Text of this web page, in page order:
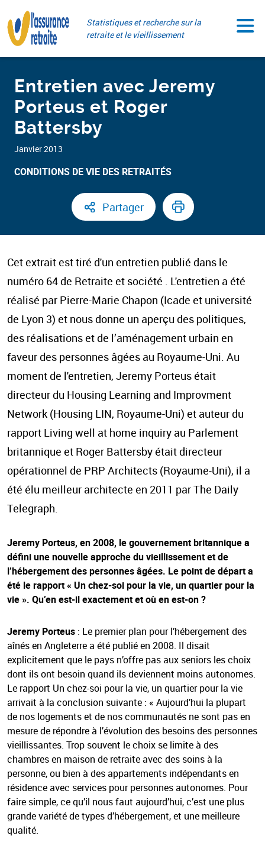
au
contenu
Statistiques et recherche sur la
retraite et le vieillissement
Janvier 2013
Entretien avec Jeremy
Porteus et Roger
Battersby
CONDITIONS DE VIE DES RETRAITÉS
Partager
Cet extrait est tiré d'un entretien publié dans le
numéro 64 de Retraite et société . L'entretien a été
réalisé par Pierre-Marie Chapon (Icade et université
de Lyon 3) et nous donne un aperçu des politiques,
des réalisations et de l’aménagement urbain en
faveur des personnes âgées au Royaume-Uni. Au
moment de l'entretien, Jeremy Porteus était
directeur du Housing Learning and Improvment
Network (Housing LIN, Royaume-Uni) et auteur du
rapport Living well at home inquiry au Parlement
britannique et Roger Battersby était directeur
opérationnel de PRP Architects (Royaume-Uni), il a
été élu meilleur architecte en 2011 par The Daily
Telegraph.
Jeremy Porteus, en 2008, le gouvernement britannique a
défini une nouvelle approche du vieillissement et de
l’hébergement des personnes âgées. Le point de départ a
été le rapport « Un chez-soi pour la vie, un quartier pour la
vie ». Qu’en est-il exactement et où en est-on ?
Jeremy Porteus : Le premier plan pour l’hébergement des
aînés en Angleterre a été publié en 2008. Il disait
explicitement que le pays n’offre pas aux seniors les choix
dont ils ont besoin quand ils deviennent moins autonomes.
Le rapport Un chez-soi pour la vie, un quartier pour la vie
arrivait à la conclusion suivante : « Aujourd’hui la plupart
de nos logements et de nos communautés ne sont pas en
mesure de répondre à l’évolution des besoins des personnes
vieillissantes. Trop souvent le choix se limite à des
chambres en maison de retraite avec des soins à la
personne, ou bien à des appartements indépendants en
résidence avec services pour personnes autonomes. Pour
faire simple, ce qu’il nous faut aujourd’hui, c’est une plus
grande variété de types d’hébergement, et une meilleure
qualité.